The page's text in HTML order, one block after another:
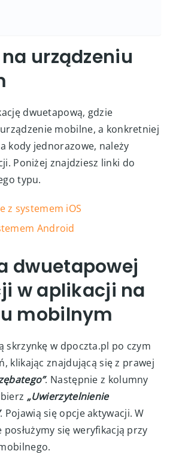
urządzeniu
dwuetapową, gdzie
mobilne, a konkretniej
kody jednorazowe, należy
Poniżej znajdziesz linki do
typu.
z systemem iOS
Android
dwuetapowej
w aplikacji na
mobilnym
skrzynkę w dpoczta.pl po czym
klikając znajdującą się z prawej
. Następnie z kolumny
„Uwierzytelnienie
. Pojawią się opcje aktywacji. W
posłużymy się weryfikacją przy